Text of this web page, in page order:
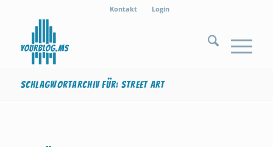
Kontakt Login
Schlagwortarchiv für: Street Art